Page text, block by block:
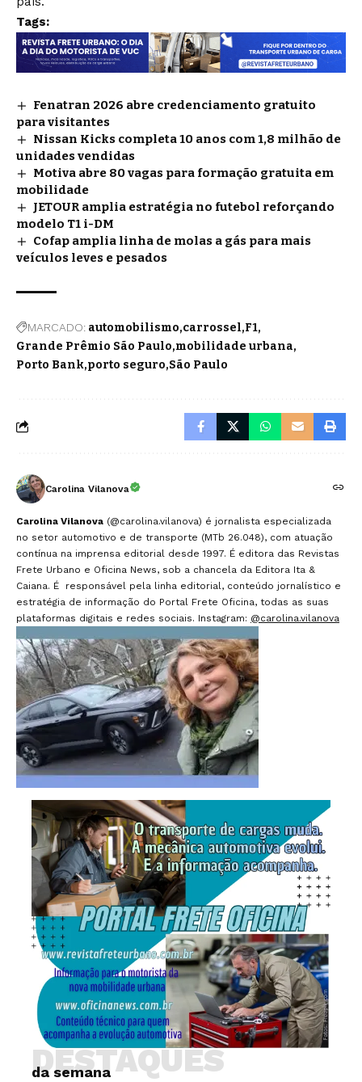
Tags:
Fenatran 2026 abre credenciamento gratuito
para visitantes
Nissan Kicks completa 10 anos com 1,8 milhão de
unidades vendidas
Motiva abre 80 vagas para formação gratuita em
mobilidade
JETOUR amplia estratégia no futebol reforçando
modelo T1 i-DM
Cofap amplia linha de molas a gás para mais
veículos leves e pesados
MARCADO: automobilismo carrossel F1
Grande Prêmio São Paulo mobilidade urbana
Porto Bank porto seguro São Paulo
Carolina Vilanova
Carolina Vilanova (@carolina.vilanova) é jornalista especializada
no setor automotivo e de transporte (MTb 26.048), com atuação
contínua na imprensa editorial desde 1997. É editora das Revistas
Frete Urbano e Oficina News, sob a chancela da Editora Ita &
Caiana. É responsável pela linha editorial, conteúdo jornalístico e
estratégia de informação do Portal Frete Oficina, todas as suas
plataformas digitais e redes sociais. Instagram: @carolina.vilanova
da semana
DESTAQUES